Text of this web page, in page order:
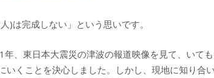
)は完成しない」という思いです。
、東日本大震災の津波の報道映像を見て、いて
くことを決心しました。しかし、現地に知り合